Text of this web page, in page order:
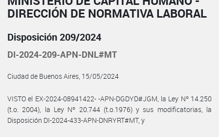
DIRECCIÓN DE NORMATIVA LABORAL
Disposición 209/2024
DI-2024-209-APN-DNL#MT
Ciudad de Buenos Aires, 15/05/2024
VISTO el EX-2024-08941422- -APN-DGDYD#JGM, la Ley Nº 14.250
(t.o. 2004), la Ley Nº 20.744 (t.o.1976) y sus modificatorias, la
Disposición DI-2024-433-APN-DNRYRT#MT, y